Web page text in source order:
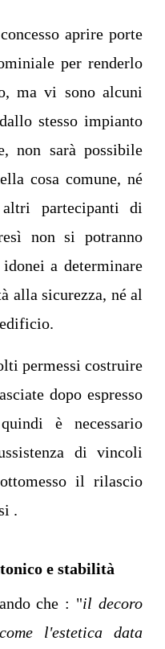
aprire porte
per renderlo
ma vi sono alcuni
stesso impianto
non sarà possibile
cosa comune, né
partecipanti di
non si potranno
a determinare
alla sicurezza, né al
permessi costruire
dopo espresso
è necessario
di vincoli
il rilascio
.
e stabilità
che : "il decoro
l'estetica data